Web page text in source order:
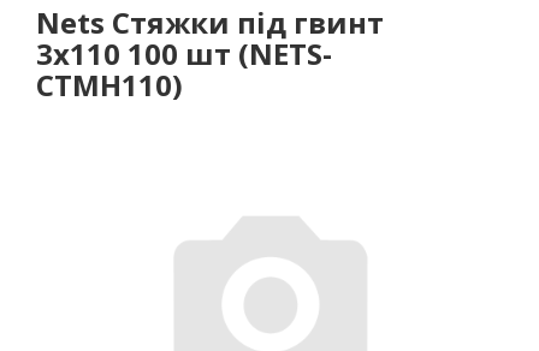
Nets Стяжки під гвинт
3x110 100 шт (NETS-
CTMH110)